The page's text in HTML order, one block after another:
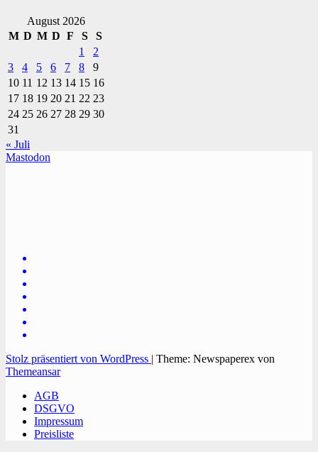
August 2026
M D M D F S
S
1
2
3
4 5 6 7 8
9
10 11 12 13 14 15 16
17 18 19 20 21 22 23
24 25 26 27 28 29 30
31
« Juli
Mastodon
Stolz präsentiert von WordPress | Theme: Newspaperex von
Themeansar
AGB
DSGVO
Impressum
Preisliste